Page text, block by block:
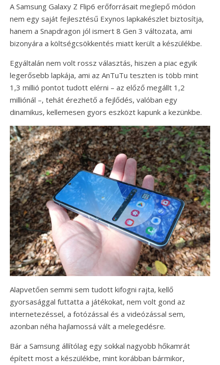
A Samsung Galaxy Z Flip6 erőforrásait meglepő módon
nem egy saját fejlesztésű Exynos lapkakészlet biztosítja,
hanem a Snapdragon jól ismert 8 Gen 3 változata, ami
bizonyára a költségcsökkentés miatt került a készülékbe.
Egyáltalán nem volt rossz választás, hiszen a piac egyik
legerősebb lapkája, ami az AnTuTu teszten is több mint
1,3 millió pontot tudott elérni – az előző megállt 1,2
milliónál –, tehát érezhető a fejlődés, valóban egy
dinamikus, kellemesen gyors eszközt kapunk a kezünkbe.
Alapvetően semmi sem tudott kifogni rajta, kellő
gyorsasággal futtatta a játékokat, nem volt gond az
internetezéssel, a fotózással és a videózással sem,
azonban néha hajlamossá vált a melegedésre.
Bár a Samsung állítólag egy sokkal nagyobb hőkamrát
épített most a készülékbe, mint korábban bármikor,